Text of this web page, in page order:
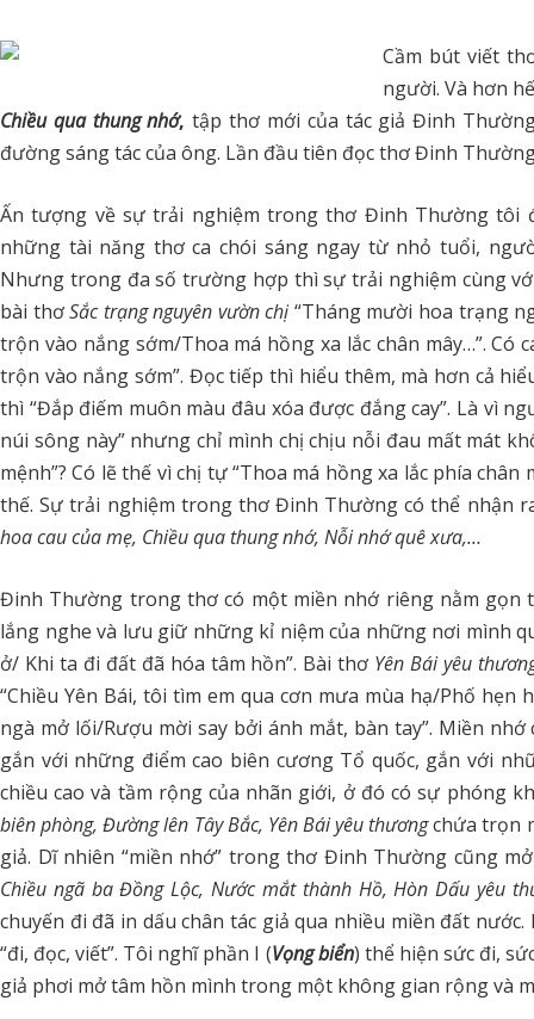
Cầm bút viết
người. Và hơn
Chiều qua thung nhớ, tập thơ mới của tác giả Đinh
đường sáng tác của ông. Lần đầu tiên đọc thơ Đinh
Ấn tượng về sự trải nghiệm trong thơ Đinh Thường tôi
những tài năng thơ ca chói sáng ngay từ nhỏ tuổi,
Nhưng trong đa số trường hợp thì sự trải nghiệm cùng
bài thơSắc trạng nguyên vườn chị “Tháng mười hoa trạng
trộn vào nắng sớm/Thoa má hồng xa lắc chân mây…”.
trộn vào nắng sớm”. Đọc tiếp thì hiểu thêm, mà hơn cả
thì “Đắp điếm muôn màu đâu xóa được đắng cay”. Là vì
núi sông này” nhưng chỉ mình chị chịu nỗi đau mất mát
mệnh”? Có lẽ thế vì chị tự “Thoa má hồng xa lắc phía
thế. Sự trải nghiệm trong thơ Đinh Thường có thể nhận
hoa cau của mẹ, Chiều qua thung nhớ, Nỗi nhớ quê xưa,…
Đinh Thường trong thơ có một miền nhớ riêng nằm gọn
lắng nghe và lưu giữ những kỉ niệm của những nơi mình
ở/ Khi ta đi đất đã hóa tâm hồn”. Bài thơ Yên Bái yêu
“Chiều Yên Bái, tôi tìm em qua cơn mưa mùa hạ/Phố
ngà mở lối/Rượu mời say bởi ánh mắt, bàn tay”. Miền
gắn với những điểm cao biên cương Tổ quốc, gắn với
chiều cao và tầm rộng của nhãn giới, ở đó có sự phóng
biên phòng, Đường lên Tây Bắc, Yên Bái yêu thươngchứa trọn
giả. Dĩ nhiên “miền nhớ” trong thơ Đinh Thường cũng
Chiều ngã ba Đồng Lộc, Nước mắt thành Hồ, Hòn Dấu yêu
chuyến đi đã in dấu chân tác giả qua nhiều miền đất
“đi, đọc, viết”. Tôi nghĩ phần I (Vọng biển) thể hiện sức đi,
giả phơi mở tâm hồn mình trong một không gian rộng và